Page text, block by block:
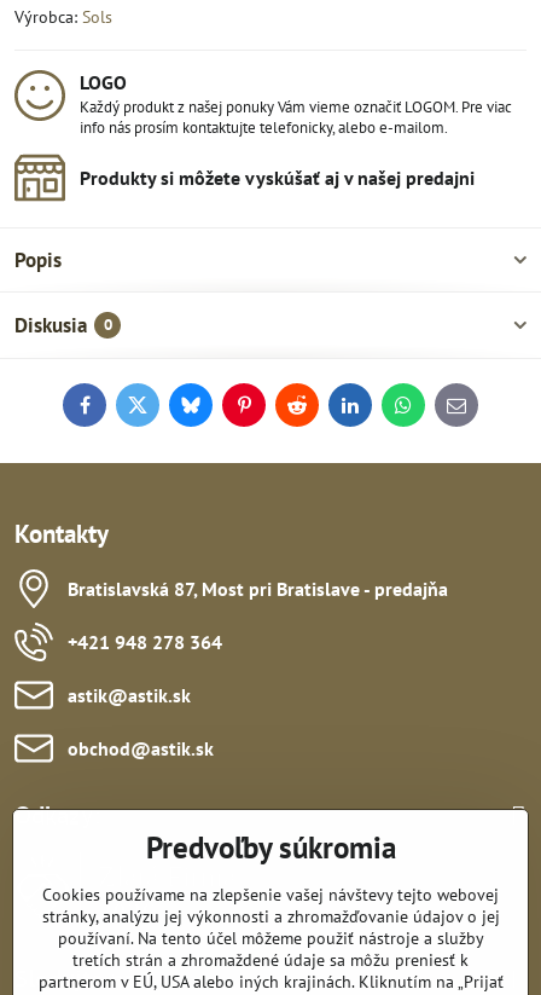
Výrobca: Sols
LOGO
Každý produkt z našej ponuky Vám vieme označiť LOGOM. Pre viac
info nás prosím kontaktujte telefonicky, alebo e-mailom.
Produkty si môžete vyskúšať aj v našej predajni
Popis
Diskusia 0
FacebookTwitterBlueskyPinterestReddit LinkedInWhatsApp
E-
mail
Kontakty
Bratislavská 87, Most pri Bratislave - predajňa
+421 948 278 364
astik​@astik​.sk
obchod​@astik​.sk
Odkazy:
Sledujte nás:
Predvoľby súkromia
Cookies používame na zlepšenie vašej návštevy tejto webovej
stránky, analýzu jej výkonnosti a zhromažďovanie údajov o jej
používaní. Na tento účel môžeme použiť nástroje a služby
tretích strán a zhromaždené údaje sa môžu preniesť k
partnerom v EÚ, USA alebo iných krajinách. Kliknutím na „Prijať